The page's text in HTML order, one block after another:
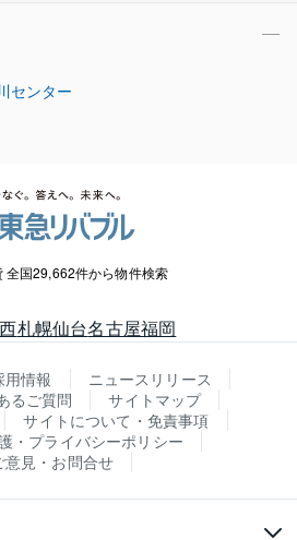
センター
全国29,662件から物件検索
札幌仙台名古屋福岡
用情報
ニュースリリース
るご質問
サイトマップ
サイトについて・免責事項
・プライバシーポリシー
意見・お問合せ